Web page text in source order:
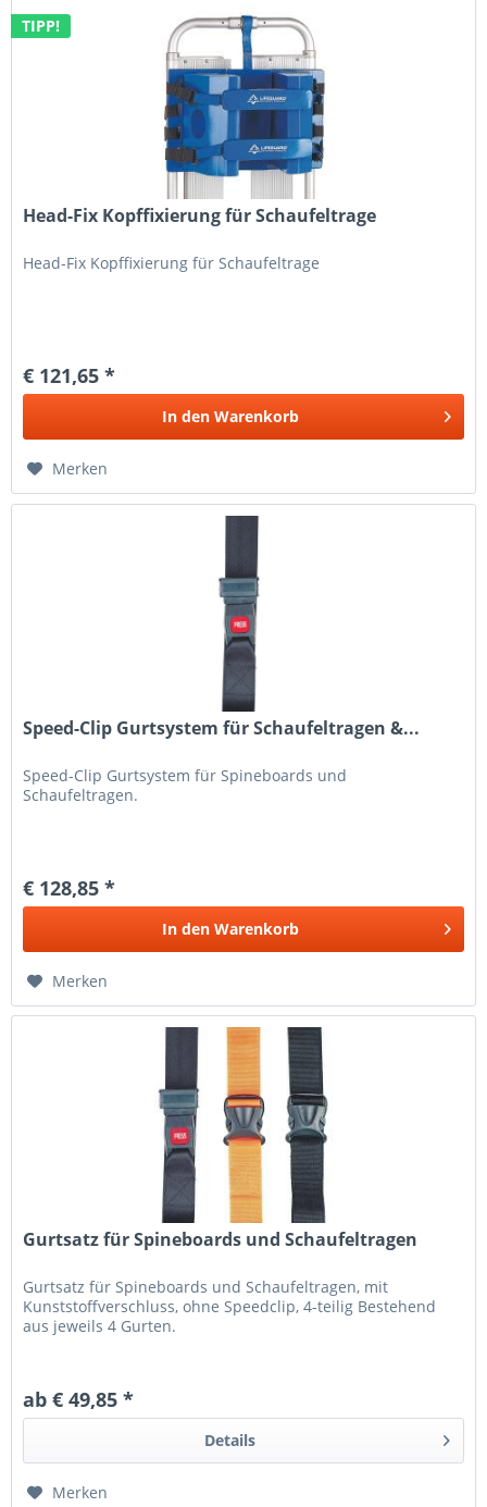
TIPP!
Head-Fix Kopffixierung für Schaufeltrage
Head-Fix Kopffixierung für Schaufeltrage
€ 121,65 *
In den Warenkorb
Merken
Speed-Clip Gurtsystem für Schaufeltragen &...
Speed-Clip Gurtsystem für Spineboards und
Schaufeltragen.
€ 128,85 *
In den Warenkorb
Merken
Gurtsatz für Spineboards und Schaufeltragen
Gurtsatz für Spineboards und Schaufeltragen, mit
Kunststoffverschluss, ohne Speedclip, 4-teilig Bestehend
aus jeweils 4 Gurten.
ab € 49,85 *
Details
Merken